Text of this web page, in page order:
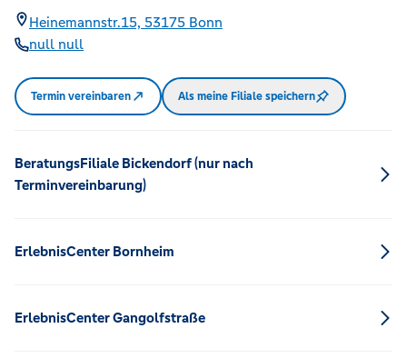
Heinemannstr.15, 53175 Bonn
null null
Termin vereinbaren Als meine Filiale speichern
BeratungsFiliale Bickendorf (nur nach
Terminvereinbarung)
ErlebnisCenter Bornheim
ErlebnisCenter Gangolfstraße